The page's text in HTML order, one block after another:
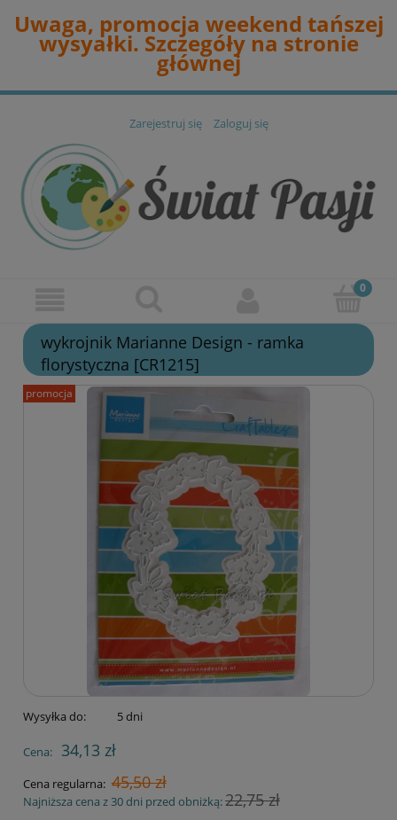
Uwaga, promocja weekend tańszej
wysyałki. Szczegóły na stronie
głównej
Zarejestruj się Zaloguj się
wykrojnik Marianne Design - ramka
florystyczna [CR1215]
promocja
Wysyłka do: 5 dni
Cena: 34,13 zł
Cena regularna: 45,50 zł
Najniższa cena z 30 dni przed obniżką:22,75 zł